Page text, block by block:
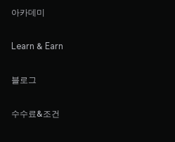
아카데미
Learn & Earn
블로그
수수료&조건